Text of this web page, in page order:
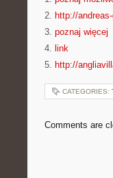
2. http://
3. poznaj więcej
4. link
5. http://
CATEGORIES:
Comments are